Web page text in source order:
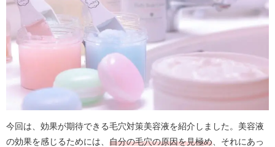
今回は、効果が期待できる毛穴対策美容液を紹介しました。美容液
の効果を感じるためには、 自分の毛穴の原因を見極め 、それにあっ